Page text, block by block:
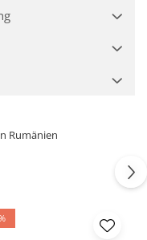
Wasserbasis
Rumänien